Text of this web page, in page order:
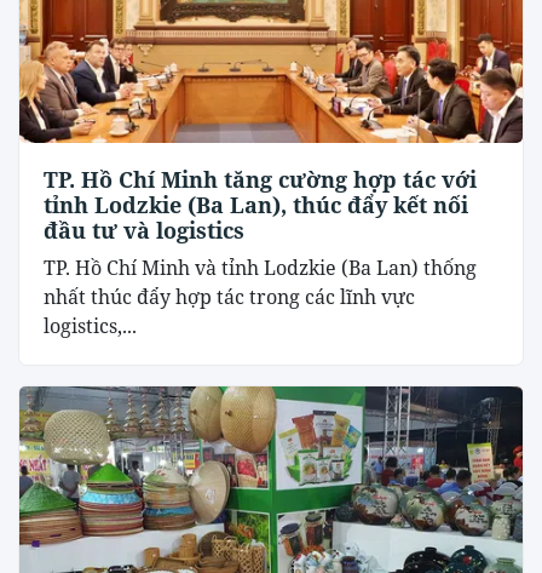
TP. Hồ Chí Minh tăng cường hợp tác với
tỉnh Lodzkie (Ba Lan), thúc đẩy kết nối
đầu tư và logistics
TP. Hồ Chí Minh và tỉnh Lodzkie (Ba Lan) thống
nhất thúc đẩy hợp tác trong các lĩnh vực
logistics,...